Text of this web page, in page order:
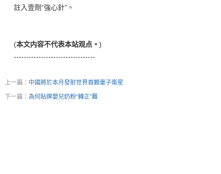
註入壹劑“強心針”。
(本文内容不代表本站观点。 )
---------------------------------
上一篇： 中國將於本月發射世界首顆量子衛星
下一篇： 為何貼牌嬰兒奶粉“轉正”難